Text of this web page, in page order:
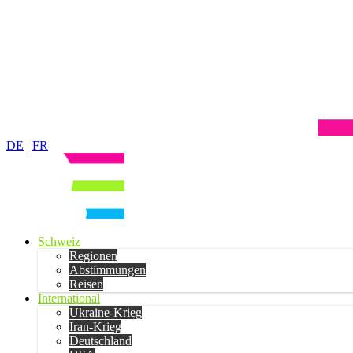
DE | FR
Schweiz
Regionen
Abstimmungen
Reisen
International
Ukraine-Krieg
Iran-Krieg
Deutschland